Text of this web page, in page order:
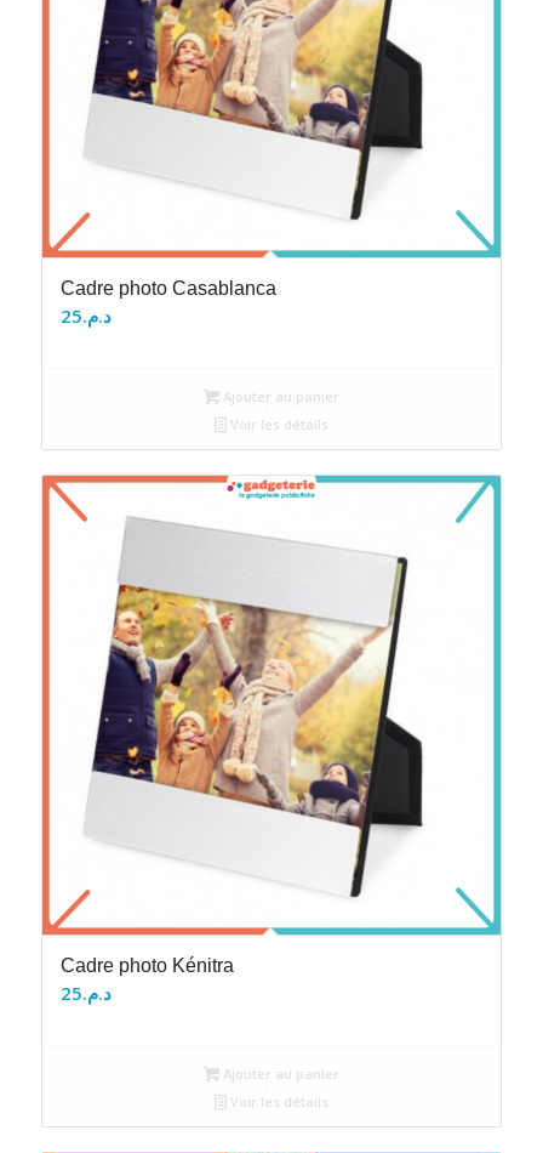
Cadre photo Casablanca
د.م.25
Ajouter au panier
Voir les détails
Cadre photo Kénitra
د.م.25
Ajouter au panier
Voir les détails